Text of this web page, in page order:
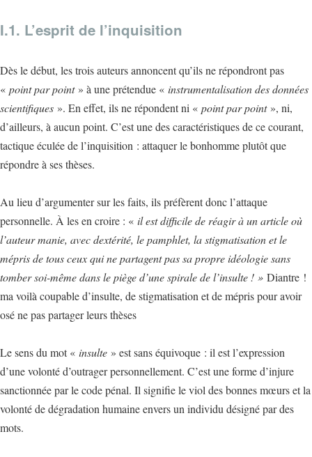
I.1. L’esprit de l’inquisition
Dès le début, les trois auteurs annoncent qu’ils ne répondront pas
« point par point» à une prétendue « instrumentalisation des données
scientifiques ». En effet, ils ne répondent ni « point par point », ni,
d’ailleurs, à aucun point. C’est une des caractéristiques de ce courant,
tactique éculée de l’inquisition : attaquer le bonhomme plutôt que
répondre à ses thèses.
Au lieu d’argumenter sur les faits, ils préfèrent donc l’attaque
personnelle. À les en croire : « il est difficile de réagir à un article où
l’auteur manie, avec dextérité, le pamphlet, la stigmatisation et le
mépris de tous ceux qui ne partagent pas sa propre idéologie sans
tomber soi-même dans le piège d’une spirale de l’insulte ! » Diantre !
ma voilà coupable d’insulte, de stigmatisation et de mépris pour avoir
osé ne pas partager leurs thèses
Le sens du mot « insulte » est sans équivoque : il est l’expression
d’une volonté d’outrager personnellement. C’est une forme d’injure
sanctionnée par le code pénal. Il signifie le viol des bonnes mœurs et la
volonté de dégradation humaine envers un individu désigné par des
mots.